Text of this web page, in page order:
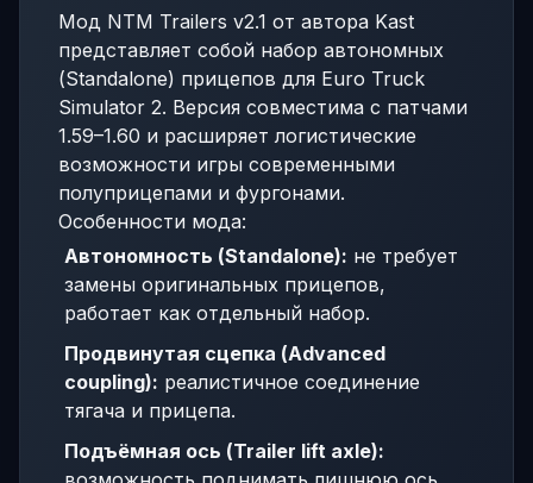
Мод NTM Trailers v2.1 от автора Kast
представляет собой набор автономных
(Standalone) прицепов для Euro Truck
Simulator 2. Версия совместима с патчами
1.59–1.60 и расширяет логистические
возможности игры современными
полуприцепами и фургонами.
Особенности мода:
Автономность (Standalone): не требует
замены оригинальных прицепов,
работает как отдельный набор.
Продвинутая сцепка (Advanced
coupling): реалистичное соединение
тягача и прицепа.
Подъёмная ось (Trailer lift axle):